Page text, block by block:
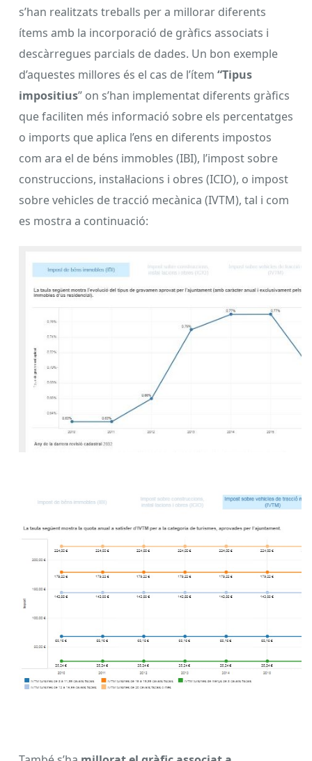
s’han realitzats treballs per a millorar diferents
ítems amb la incorporació de gràfics associats i
descàrregues parcials de dades. Un bon exemple
d’aquestes millores és el cas de l’ítem “Tipus
impositius” on s’han implementat diferents gràfics
que faciliten més informació sobre els percentatges
o imports que aplica l’ens en diferents impostos
com ara el de béns immobles (IBI), l’impost sobre
construccions, instal·lacions i obres (ICIO), o impost
sobre vehicles de tracció mecànica (IVTM), tal i com
es mostra a continuació: